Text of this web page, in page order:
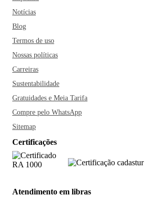
Notícias
Blog
Termos de uso
Nossas políticas
Carreiras
Sustentabilidade
Gratuidades e Meia Tarifa
Compre pelo WhatsApp
Sitemap
Certificações
Atendimento em libras